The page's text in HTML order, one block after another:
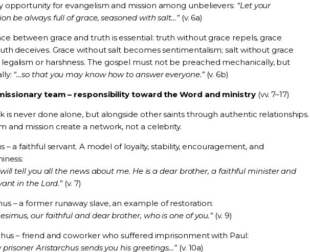
opportunity for evangelism and mission among unbelievers: “Let your
be always full of grace, seasoned with salt…”(v. 6a)
between grace and truth is essential: truth without grace repels, grace
deceives. Grace without salt becomes sentimentalism; salt without grace
or harshness. The gospel must not be preached mechanically, but
“…so that you may know how to answer everyone.”(v. 6b)
team – responsibility toward the Word and ministry(vv. 7–17)
is never done alone, but alongside other saints through authentic relationships.
and mission create a network, not a celebrity.
– a faithful servant. A model of loyalty, stability, encouragement, and
will tell you all the news about me. He is a dear brother, a faithful minister and
in the Lord.”(v. 7)
– a former runaway slave, an example of restoration:
our faithful and dear brother, who is one of you.”(v. 9)
– friend and coworker who suffered imprisonment with Paul:
prisoner Aristarchus sends you his greetings…”(v. 10a)